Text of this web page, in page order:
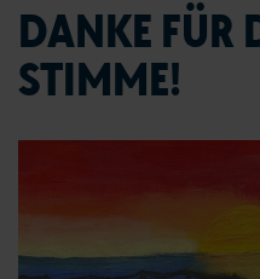
DANKE FÜR
STIMME!